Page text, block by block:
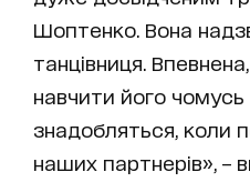
Шоптенко. Вона
танцівниця.
навчити його чомусь
знадобляться, коли
наших партнерів», –